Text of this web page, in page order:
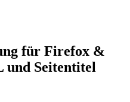
für Firefox &
und Seitentitel